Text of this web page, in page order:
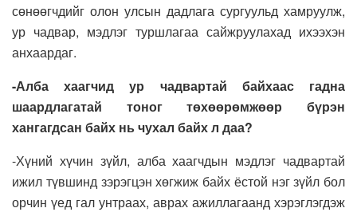
сөнөөгчдийг олон улсын дадлага сургуульд хамруулж,
ур чадвар, мэдлэг туршлагаа сайжруулахад ихээхэн
анхаардаг.
-Алба хаагчид ур чадвартай байхаас гадна
шаардлагатай тоног төхөөрөмжөөр бүрэн
хангагдсан байх нь чухал байх л даа?
-Хүний хүчин зүйл, алба хаагчдын мэдлэг чадвартай
ижил түвшинд зэрэгцэн хөгжиж байх ёстой нэг зүйл бол
орчин үед гал унтраах, аврах ажиллагаанд хэрэглэгдэж